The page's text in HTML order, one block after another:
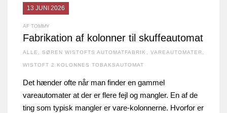
13 JUNI 2026
AF TOMMY
Fabrikation af kolonner til skuffeautomat
ALLE SØREN WISTOFTS AUTOMATFABRIK VAREAUTOMATER
WISTOFT 2 KOLONNES TOBAKSAUTOMAT
Det hænder ofte når man finder en gammel
vareautomater at der er flere fejl og mangler. En af de
ting som typisk mangler er vare-kolonnerne. Hvorfor er